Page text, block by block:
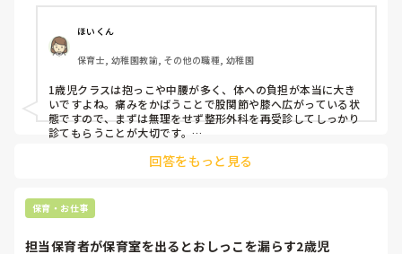
ようやく立てたら、しゃがめない。
驚きました。
通院して、コルセット、湿布、痛み止め、電気などで１週間
乗り切ったら
週末には、左が痛みだし、これも痛み止めや湿布で抑えて仕
事をしていたら、
床から支えなしに立ち上がりにくくなり、痛みが走ります。
自転車通勤ですが、それも、膝や太ももに痛みが来始めまし
た。
ほいくん
保育士, 幼稚園教諭, その他の職種, 幼稚園
1歳児クラスは抱っこや中腰が多く、体への負担が本当に大き
いですよね。痛みをかばうことで股関節や膝へ広がっている状
態ですので、まずは無理をせず整形外科を再受診してしっかり
診てもらうことが大切です。
用したり、抱っこや重い作業は周囲の先生に相談して頼むよう
回答をもっと見る
保育・お仕事
担当保育者が保育室を出るとおしっこを漏らす2歳児